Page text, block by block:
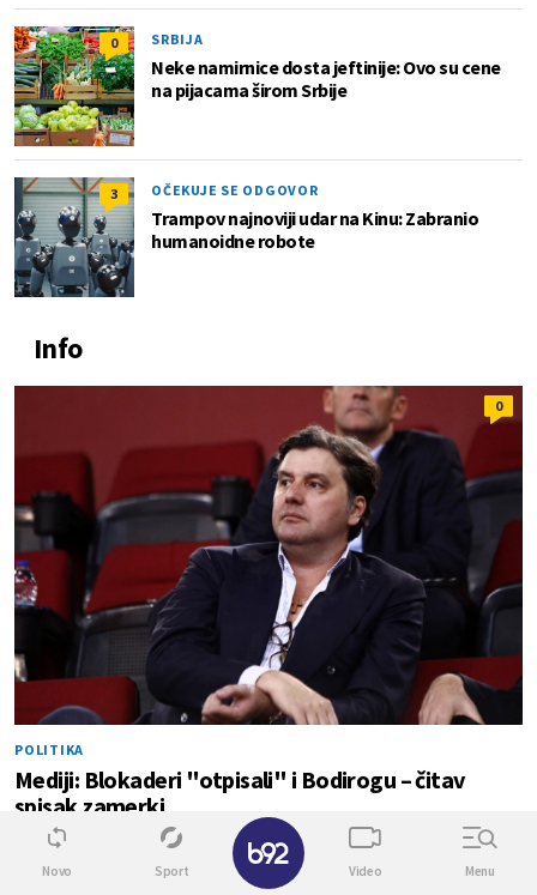
0 SRBIJA
Neke namirnice dosta jeftinije: Ovo su cene
na pijacama širom Srbije
3 OČEKUJE SE ODGOVOR
Trampov najnoviji udar na Kinu: Zabranio
humanoidne robote
Info
0
POLITIKA
Mediji: Blokaderi "otpisali" i Bodirogu – čitav
spisak zamerki
0
Novo Sport Video Menu
✕